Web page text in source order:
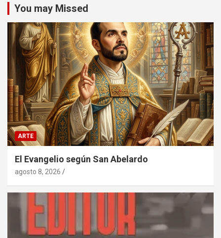
You may Missed
ARTE
El Evangelio según San Abelardo
agosto 8, 2026